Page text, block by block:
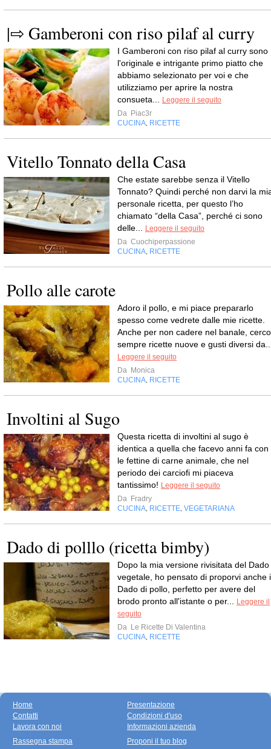
|⇨ Gamberoni con riso pilaf al curry
I Gamberoni con riso pilaf al curry sono
l'originale e intrigante primo piatto che
abbiamo selezionato per voi e che
utilizziamo per aprire la nostra
consueta... Leggere il seguito
Da Piac3r
CUCINA, RICETTE
Vitello Tonnato della Casa
Che estate sarebbe senza il Vitello
Tonnato? Quindi perché non darvi la
personale ricetta, per questo l’ho
chiamato “della Casa”, perché ci sono
delle... Leggere il seguito
Da Cuochiperpassione
CUCINA, RICETTE
Pollo alle carote
Adoro il pollo, e mi piace prepararlo
spesso come vedrete dalle mie ricette.
Anche per non cadere nel banale, cerco
sempre ricette nuove e gusti diversi
Leggere il seguito
Da Monica
CUCINA, RICETTE
Involtini al Sugo
Questa ricetta di involtini al sugo è
identica a quella che facevo anni fa con
le fettine di carne animale, che nel
periodo dei carciofi mi piaceva
tantissimo! Leggere il seguito
Da Fradry
CUCINA, RICETTE, VEGETARIANA
Dado di polllo (ricetta bimby)
Dopo la mia versione rivisitata del Dado
vegetale, ho pensato di proporvi anche
Dado di pollo, perfetto per avere del
brodo pronto all'istante o per... Leggere il
seguito
Da Le Ricette Di Valentina
CUCINA, RICETTE
Home
Contatti
Lavora con noi
Presentazione
Condizioni d'uso
Informazioni azienda
Rassegna stampa
Proponi il tuo blog